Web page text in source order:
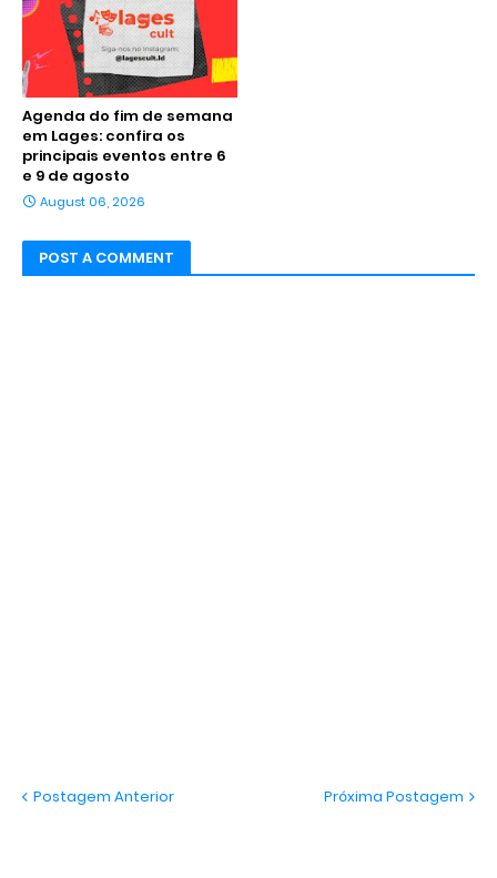
Agenda do fim de semana
em Lages: confira os
principais eventos entre 6
e 9 de agosto
August 06, 2026
POST A COMMENT
Postagem Anterior Próxima Postagem